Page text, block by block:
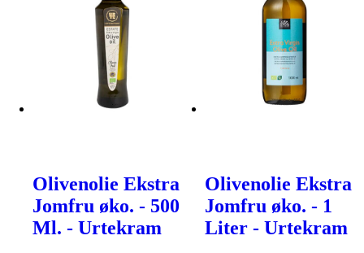
Olivenolie Ekstra
Jomfru øko. - 500
Ml. - Urtekram
Olivenolie Ekstra
Jomfru øko. - 1
Liter - Urtekram